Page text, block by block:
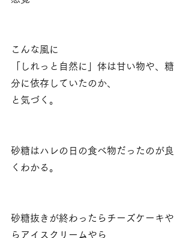
こんな風に
「しれっと自然に」体は甘い物や、糖
分に依存していたのか、
と気づく。
砂糖はハレの日の食べ物だったのが良
くわかる。
砂糖抜きが終わったらチーズケーキや
らアイスクリームやら